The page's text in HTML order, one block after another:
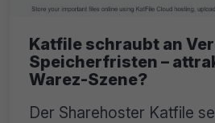
Katfile schraubt an
Speicherfristen –
Warez-Szene?
Der Sharehoster Katfile